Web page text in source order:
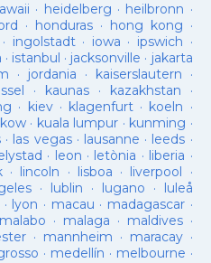
· heidelberg · heilbronn ·
· honduras· hong kong ·
· ingolstadt· iowa · ipswich ·
· istanbul · jacksonville · jakarta
· jordania · kaiserslautern ·
· kaunas· kazakhstan ·
· kiev· klagenfurt · koeln ·
· kuala lumpur · kunming ·
· las vegas· lausanne · leeds ·
· leon · letònia · liberia ·
· lincoln · lisboa · liverpool ·
· lublin · lugano · luleå
· lyon · macau · madagascar·
malabo · malaga · maldives·
· mannheim · maracay·
· medellín · melbourne ·